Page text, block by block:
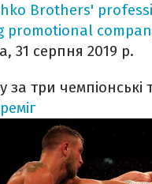
Brothers'
promotional
31 серпня 2019 р.
за три чемпіонські